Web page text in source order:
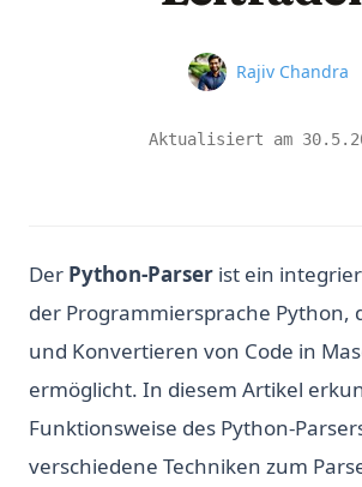
Name
Rajiv Chandra
Aktualisiert am
Der Python-Parser ist ein
der Programmiersprache Python,
und Konvertieren von Code in
ermöglicht. In diesem Artikel
Funktionsweise des Python-
verschiedene Techniken zum